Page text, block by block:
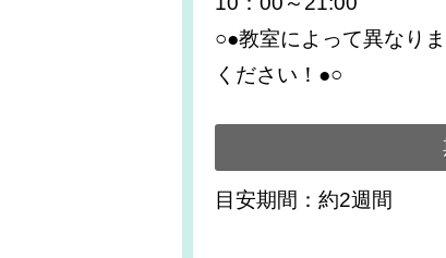
○●教室によって異なり
ください！●○
目安期間：約2週間